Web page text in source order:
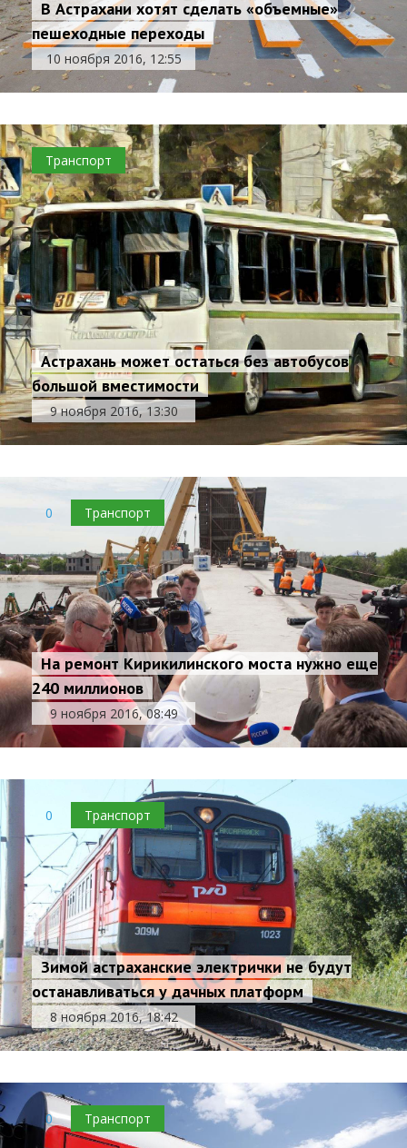
В Астрахани хотят сделать «объемные»
пешеходные переходы
10 ноября 2016, 12:55
Транспорт
Астрахань может остаться без автобусов
большой вместимости
9 ноября 2016, 13:30
0 Транспорт
На ремонт Кирикилинского моста нужно еще
240 миллионов
9 ноября 2016, 08:49
0 Транспорт
Зимой астраханские электрички не будут
останавливаться у дачных платформ
8 ноября 2016, 18:42
0 Транспорт